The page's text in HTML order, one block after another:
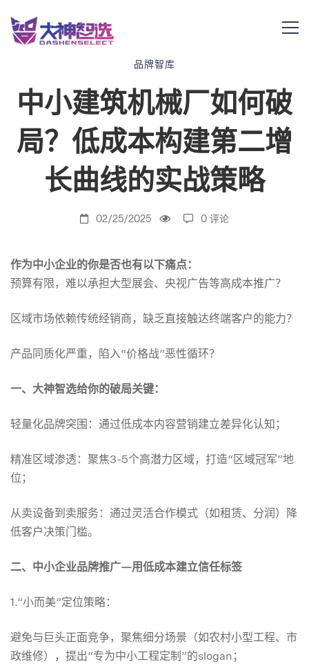
中
小
机
械
厂
如
何
破
局？
低
成
品牌智库
中小建筑机械厂如何破
局？低成本构建第二增
长曲线的实战策略
02/25/2025 0 评论
作为中小企业的你是否也有以下痛点：
预算有限，难以承担大型展会、央视广告等高成本推广？
区域市场依赖传统经销商，缺乏直接触达终端客户的能力？
产品同质化严重，陷入“价格战”恶性循环？
一、大神智选给你的破局关键：
轻量化品牌突围：通过低成本内容营销建立差异化认知；
精准区域渗透：聚焦3-5个高潜力区域，打造“区域冠军”地
位；
从卖设备到卖服务：通过灵活合作模式（如租赁、分润）降
低客户决策门槛。
二、中小企业品牌推广—用低成本建立信任标签
1.“小而美”定位策略：
避免与巨头正面竞争，聚焦细分场景（如农村小型工程、市
政维修），提出“专为中小工程定制”的slogan；